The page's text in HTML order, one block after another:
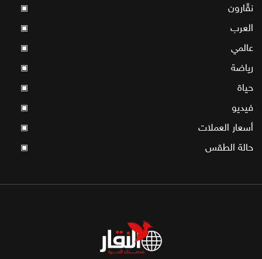
نقّارون ▣
العرب ▣
عالمي ▣
رياضة ▣
حياة ▣
فيديو ▣
أسعار العملات ▣
حالة الطقس ▣